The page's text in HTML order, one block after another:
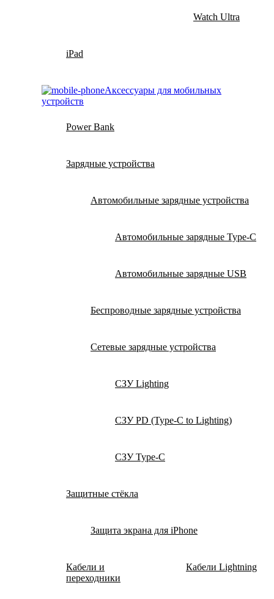
Watch Ultra
iPad
Аксессуары для мобильных
устройств
Power Bank
Зарядные устройства
Автомобильные зарядные устройства
Автомобильные зарядные Type-C
Автомобильные зарядные USB
Беспроводные зарядные устройства
Сетевые зарядные устройства
СЗУ Lighting
СЗУ PD (Type-C to Lighting)
СЗУ Type-C
Защитные стёкла
Защита экрана для iPhone
Кабели и
переходники
Кабели Lightning